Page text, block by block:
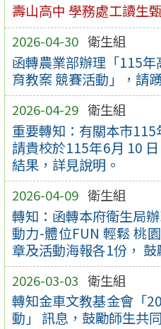
壽山高中 學務處工讀生
2026-04-30 衛生組
函轉農業部辦理「115
育教案 競賽活動」，請
2026-04-29 衛生組
重要轉知：有關本市115
請貴校於115年6月 10
結果，詳見說明。
2026-04-09 衛生組
轉知：函轉本府衛生局
動力-體位FUN 輕鬆 桃
章及活動海報各1份， 鼓
2026-03-03 衛生組
轉知金車文教基金會「
動」 訊息，鼓勵師生共